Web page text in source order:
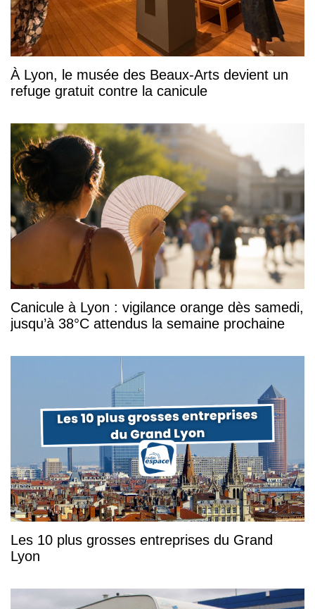
À Lyon, le musée des Beaux-Arts devient un
refuge gratuit contre la canicule
Canicule à Lyon : vigilance orange dès samedi,
jusqu’à 38°C attendus la semaine prochaine
Les 10 plus grosses entreprises du Grand
Lyon